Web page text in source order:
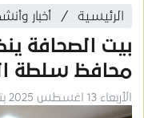
الرئيسية أخبار
بيت الصحافة
محافظ سلطة
الأربعاء 13 اغسطس 2025 بتوقيت القدس المحتلة